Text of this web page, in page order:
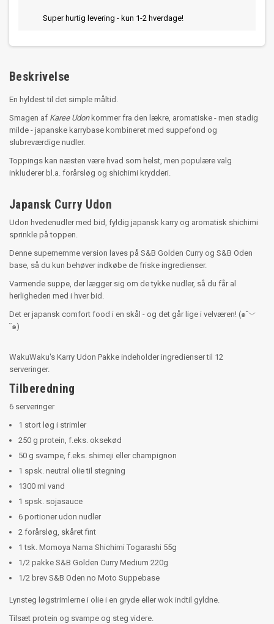
Super hurtig levering - kun 1-2 hverdage!
Beskrivelse
En hyldest til det simple måltid.
Smagen af Karee Udonkommer fra den lækre, aromatiske - men stadig
milde - japanske karrybase kombineret med suppefond og
slubreværdige nudler.
Toppings kan næsten være hvad som helst, men populære valg
inkluderer bl.a. forårsløg og shichimi krydderi.
Japansk Curry Udon
Udon hvedenudler med bid, fyldig japansk karry og aromatisk shichimi
sprinkle på toppen.
Denne supernemme version laves på S&B Golden Curry og S&B Oden
base, så du kun behøver indkøbe de friske ingredienser.
Varmende suppe, der lægger sig om de tykke nudler, så du får al
herligheden med i hver bid.
Det er japansk comfort food i en skål - og det går lige i velværen! (๑˘︶
˘๑)
WakuWaku's Karry Udon Pakke indeholder ingredienser til 12
serveringer.
Tilberedning
6 serveringer
1 stort løg i strimler
250 g protein, f.eks. oksekød
50 g svampe, f.eks. shimeji eller champignon
1 spsk. neutral olie til stegning
1300 ml vand
1 spsk. sojasauce
6 portioner udon nudler
2 forårsløg, skåret fint
1 tsk. Momoya Nama Shichimi Togarashi 55g
1/2 pakke S&B Golden Curry Medium 220g
1/2 brev S&B Oden no Moto Suppebase
Lynsteg løgstrimlerne i olie i en gryde eller wok indtil gyldne.
Tilsæt protein og svampe og steg videre.